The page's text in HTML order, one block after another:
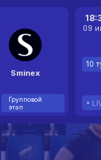
Sminex
Групповой
этап
09
10